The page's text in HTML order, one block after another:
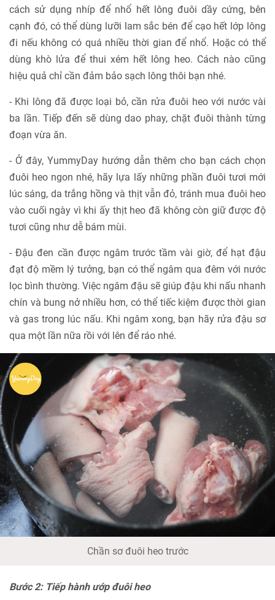
cách sử dụng nhíp để nhổ hết lông đuôi dầy cứng, bên
cạnh đó, có thể dùng lưỡi lam sắc bén để cạo hết lớp lông
đi nếu không có quá nhiều thời gian để nhổ. Hoặc có thể
dùng khò lửa để thui xém hết lông heo. Cách nào cũng
hiệu quả chỉ cần đảm bảo sạch lông thôi bạn nhé.
- Khi lông đã được loại bỏ, cần rửa đuôi heo với nước vài
ba lần. Tiếp đến sẽ dùng dao phay, chặt đuôi thành từng
đoạn vừa ăn.
- Ở đây, YummyDay hướng dẫn thêm cho bạn cách chọn
đuôi heo ngon nhé, hãy lựa lấy những phần đuôi tươi mới
lúc sáng, da trắng hồng và thịt vẫn đỏ, tránh mua đuôi heo
vào cuối ngày vì khi ấy thịt heo đã không còn giữ được độ
tươi cũng như dễ bám mùi.
- Đậu đen cần được ngâm trước tầm vài giờ, để hạt đậu
đạt độ mềm lý tưởng, bạn có thể ngâm qua đêm với nước
lọc bình thường. Việc ngâm đậu sẽ giúp đậu khi nấu nhanh
chín và bung nở nhiều hơn, có thể tiếc kiệm được thời gian
và gas trong lúc nấu. Khi ngâm xong, bạn hãy rửa đậu sơ
qua một lần nữa rồi với lên để ráo nhé.
Chần sơ đuôi heo trước
Bước 2: Tiếp hành ướp đuôi heo